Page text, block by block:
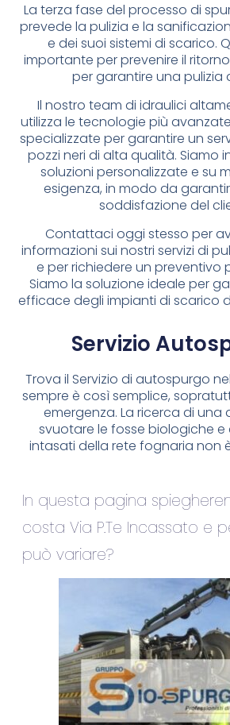
La terza fase del processo di
prevede la pulizia e la
e dei suoi sistemi di scarico.
importante per prevenire il
per garantire una pulizia
Il nostro team di idraulici
utilizza le tecnologie più
specializzate per garantire un
pozzi neri di alta qualità. Siamo
soluzioni personalizzate e su
esigenza, in modo da
soddisfazione del
Contattaci oggi stesso per
informazioni sui nostri servizi di
e per richiedere un preventivo
Siamo la soluzione ideale per
efficace degli impianti di scarico
Servizio
Trova il Servizio di autospurgo
sempre è così semplice,
emergenza. La ricerca di
svuotare le fosse biologiche e
intasati della rete fognaria non
In questa pagina
costa Via P.Te Incassato e
può variare?